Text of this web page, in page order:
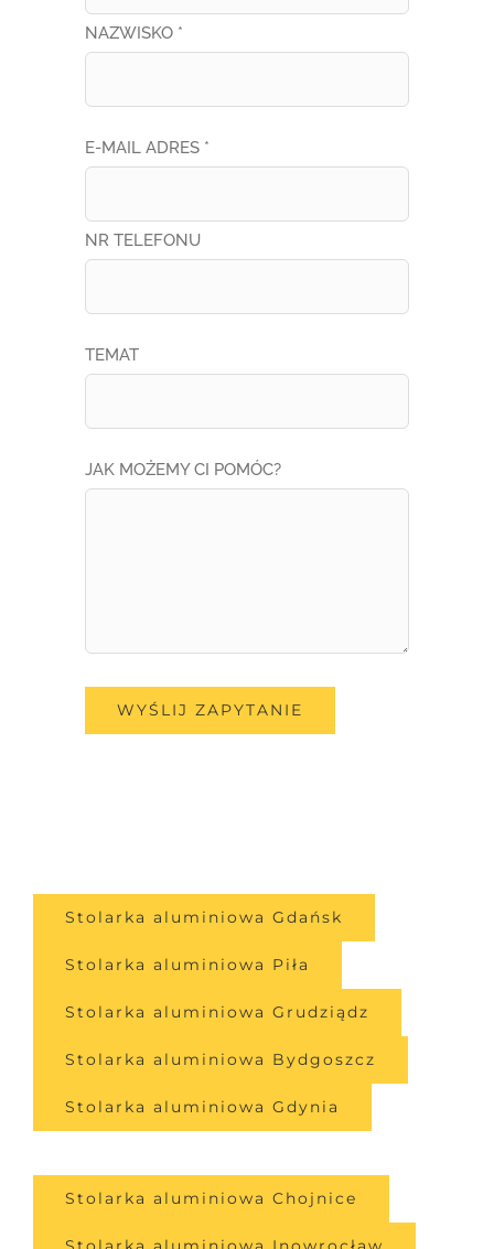
NAZWISKO *
E-MAIL ADRES *
NR TELEFONU
TEMAT
JAK MOŻEMY CI POMÓC?
Stolarka aluminiowa Gdańsk
Stolarka aluminiowa Piła
Stolarka aluminiowa Grudziądz
Stolarka aluminiowa Bydgoszcz
Stolarka aluminiowa Gdynia
Stolarka aluminiowa Chojnice